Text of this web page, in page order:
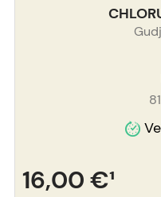
16,00 €¹